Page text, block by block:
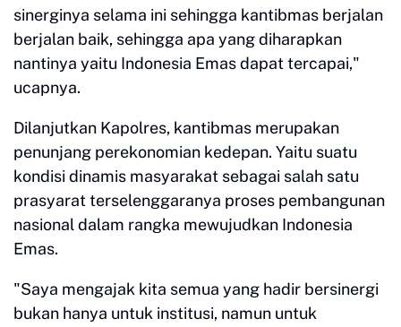
sinerginya selama ini sehingga kantibmas berjalan
berjalan baik, sehingga apa yang diharapkan
nantinya yaitu Indonesia Emas dapat tercapai,"
ucapnya.
Dilanjutkan Kapolres, kantibmas merupakan
penunjang perekonomian kedepan. Yaitu suatu
kondisi dinamis masyarakat sebagai salah satu
prasyarat terselenggaranya proses pembangunan
nasional dalam rangka mewujudkan Indonesia
Emas.
"Saya mengajak kita semua yang hadir bersinergi
bukan hanya untuk institusi, namun untuk